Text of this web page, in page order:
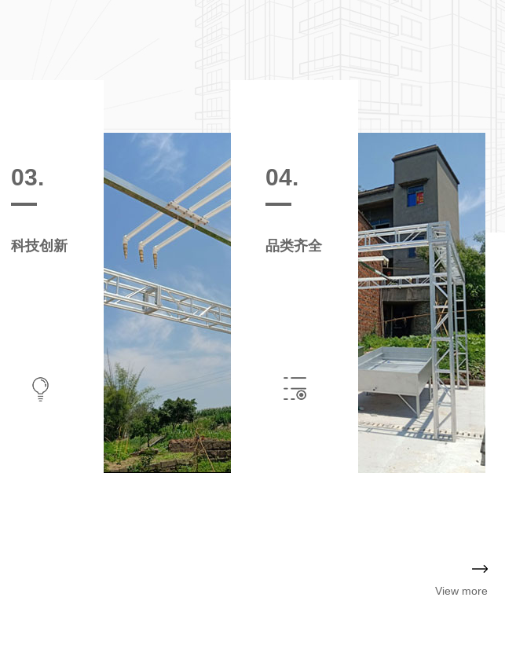
03.
科技创新
04.
品类齐全
View more